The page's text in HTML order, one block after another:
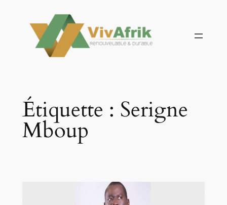
contenu
Étiquette : Serigne
Mboup